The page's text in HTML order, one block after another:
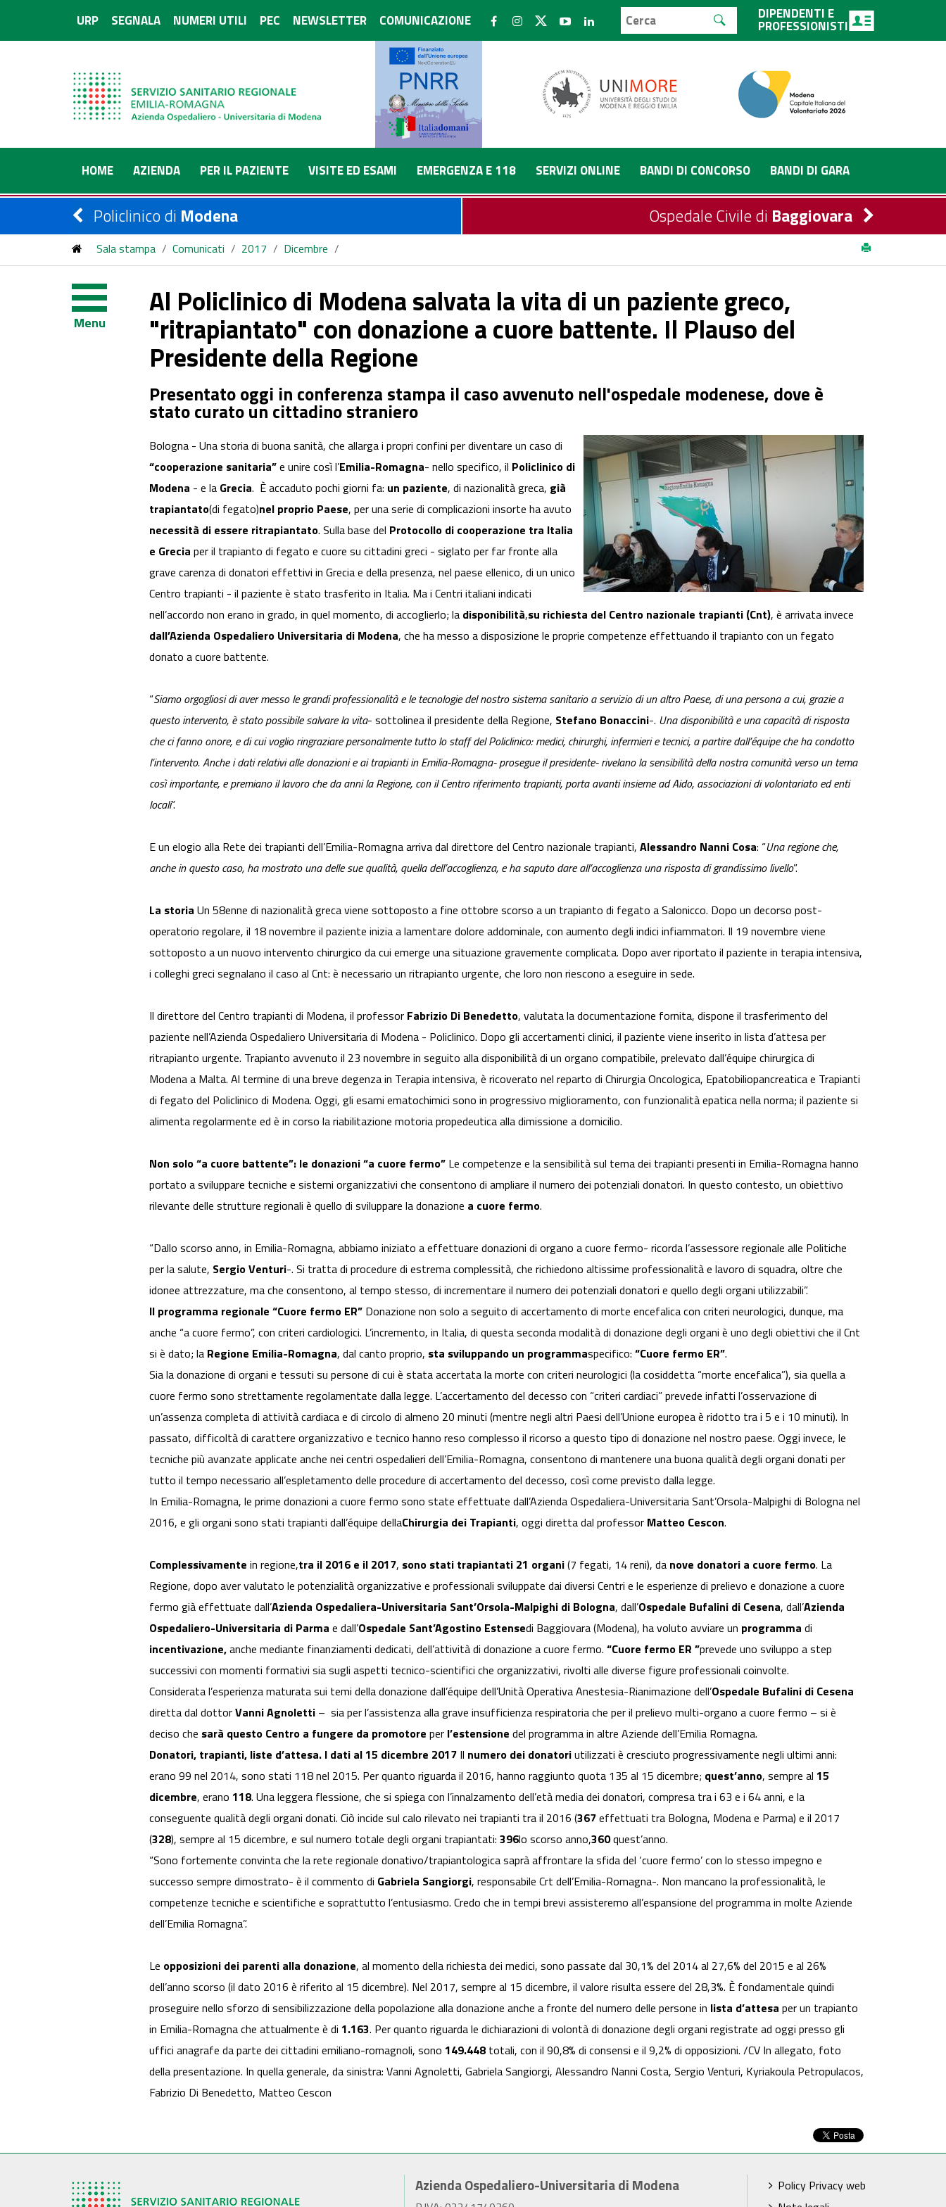
URP SEGNALA NUMERI UTILI PEC NEWSLETTER COMUNICAZIONE DIPENDENTI E
PROFESSIONISTI
HOME AZIENDA PER IL PAZIENTE VISITE ED ESAMI EMERGENZA E 118 SERVIZI ONLINE BANDI DI CONCORSO BANDI DI GARA
Policlinico di Modena Ospedale Civile di Baggiovara
Sala stampa / Comunicati / 2017 / Dicembre /
Menu
Al Policlinico di Modena salvata la vita di un paziente greco,
"ritrapiantato" con donazione a cuore battente. Il Plauso del
Presidente della Regione
Presentato oggi in conferenza stampa il caso avvenuto nell'ospedale modenese, dove è
stato curato un cittadino straniero
Bologna - Una storia di buona sanità, che allarga i propri confini per diventare un caso di
“cooperazione sanitaria”e unire così l’Emilia-Romagna- nello specifico, il Policlinico di
Modena - e la Grecia. È accaduto pochi giorni fa: un paziente, di nazionalità greca, già
trapiantato(di fegato)nel proprio Paese, per una serie di complicazioni insorte ha avuto
necessità di essere ritrapiantato. Sulla base del Protocollo di cooperazione tra Italia
e Grecia per il trapianto di fegato e cuore su cittadini greci - siglato per far fronte alla
grave carenza di donatori effettivi in Grecia e della presenza, nel paese ellenico, di un unico
Centro trapianti - il paziente è stato trasferito in Italia. Ma i Centri italiani indicati
nell’accordo non erano in grado, in quel momento, di accoglierlo; la disponibilità,su richiesta del Centro nazionale trapianti (Cnt), è arrivata invece
dall’Azienda Ospedaliero Universitaria di Modena, che ha messo a disposizione le proprie competenze effettuando il trapianto con un fegato
donato a cuore battente.
“Siamo orgogliosi di aver messo le grandi professionalità e le tecnologie del nostro sistema sanitario a servizio di un altro Paese, di una persona a cui, grazie a
questo intervento, è stato possibile salvare la vita- sottolinea il presidente della Regione, Stefano Bonaccini-. Una disponibilità e una capacità di risposta
che ci fanno onore, e di cui voglio ringraziare personalmente tutto lo staff del Policlinico: medici, chirurghi, infermieri e tecnici, a partire dall’équipe che ha condotto
l’intervento. Anche i dati relativi alle donazioni e ai trapianti in Emilia-Romagna- prosegue il presidente- rivelano la sensibilità della nostra comunità verso un tema
così importante, e premiano il lavoro che da anni la Regione, con il Centro riferimento trapianti, porta avanti insieme ad Aido, associazioni di volontariato ed enti
locali”.
E un elogio alla Rete dei trapianti dell’Emilia-Romagna arriva dal direttore del Centro nazionale trapianti, Alessandro Nanni Cosa: “Una regione che,
anche in questo caso, ha mostrato una delle sue qualità, quella dell’accoglienza, e ha saputo dare all’accoglienza una risposta di grandissimo livello”.
La storia Un 58enne di nazionalità greca viene sottoposto a fine ottobre scorso a un trapianto di fegato a Salonicco. Dopo un decorso post-
operatorio regolare, il 18 novembre il paziente inizia a lamentare dolore addominale, con aumento degli indici infiammatori. Il 19 novembre viene
sottoposto a un nuovo intervento chirurgico da cui emerge una situazione gravemente complicata. Dopo aver riportato il paziente in terapia intensiva,
i colleghi greci segnalano il caso al Cnt: è necessario un ritrapianto urgente, che loro non riescono a eseguire in sede.
Il direttore del Centro trapianti di Modena, il professor Fabrizio Di Benedetto, valutata la documentazione fornita, dispone il trasferimento del
paziente nell’Azienda Ospedaliero Universitaria di Modena - Policlinico. Dopo gli accertamenti clinici, il paziente viene inserito in lista d’attesa per
ritrapianto urgente. Trapianto avvenuto il 23 novembre in seguito alla disponibilità di un organo compatibile, prelevato dall’équipe chirurgica di
Modena a Malta. Al termine di una breve degenza in Terapia intensiva, è ricoverato nel reparto di Chirurgia Oncologica, Epatobiliopancreatica e Trapianti
di fegato del Policlinico di Modena. Oggi, gli esami ematochimici sono in progressivo miglioramento, con funzionalità epatica nella norma; il paziente si
alimenta regolarmente ed è in corso la riabilitazione motoria propedeutica alla dimissione a domicilio.
Non solo “a cuore battente”: le donazioni “a cuore fermo” Le competenze e la sensibilità sul tema dei trapianti presenti in Emilia-Romagna hanno
portato a sviluppare tecniche e sistemi organizzativi che consentono di ampliare il numero dei potenziali donatori. In questo contesto, un obiettivo
rilevante delle strutture regionali è quello di sviluppare la donazione a cuore fermo.
“Dallo scorso anno, in Emilia-Romagna, abbiamo iniziato a effettuare donazioni di organo a cuore fermo- ricorda l’assessore regionale alle Politiche
per la salute, Sergio Venturi-. Si tratta di procedure di estrema complessità, che richiedono altissime professionalità e lavoro di squadra, oltre che
idonee attrezzature, ma che consentono, al tempo stesso, di incrementare il numero dei potenziali donatori e quello degli organi utilizzabili”.
Il programma regionale “Cuore fermo ER” Donazione non solo a seguito di accertamento di morte encefalica con criteri neurologici, dunque, ma
anche “a cuore fermo”, con criteri cardiologici. L’incremento, in Italia, di questa seconda modalità di donazione degli organi è uno degli obiettivi che il Cnt
si è dato; la Regione Emilia-Romagna, dal canto proprio, sta sviluppando un programmaspecifico: “Cuore fermo ER”.
Sia la donazione di organi e tessuti su persone di cui è stata accertata la morte con criteri neurologici (la cosiddetta “morte encefalica”), sia quella a
cuore fermo sono strettamente regolamentate dalla legge. L’accertamento del decesso con “criteri cardiaci” prevede infatti l’osservazione di
un’assenza completa di attività cardiaca e di circolo di almeno 20 minuti (mentre negli altri Paesi dell’Unione europea è ridotto tra i 5 e i 10 minuti). In
passato, difficoltà di carattere organizzativo e tecnico hanno reso complesso il ricorso a questo tipo di donazione nel nostro paese. Oggi invece, le
tecniche più avanzate applicate anche nei centri ospedalieri dell’Emilia-Romagna, consentono di mantenere una buona qualità degli organi donati per
tutto il tempo necessario all’espletamento delle procedure di accertamento del decesso, così come previsto dalla legge.
In Emilia-Romagna, le prime donazioni a cuore fermo sono state effettuate dall’Azienda Ospedaliera-Universitaria Sant’Orsola-Malpighi di Bologna nel
2016, e gli organi sono stati trapianti dall’équipe dellaChirurgia dei Trapianti, oggi diretta dal professor Matteo Cescon.
Complessivamente in regione,tra il 2016 e il 2017, sono stati trapiantati 21 organi(7 fegati, 14 reni), da nove donatori a cuore fermo. La
Regione, dopo aver valutato le potenzialità organizzative e professionali sviluppate dai diversi Centri e le esperienze di prelievo e donazione a cuore
fermo già effettuate dall’Azienda Ospedaliera-Universitaria Sant’Orsola-Malpighi di Bologna, dall’Ospedale Bufalini di Cesena, dall’Azienda
Ospedaliero-Universitaria di Parma e dall’Ospedale Sant’Agostino Estensedi Baggiovara (Modena), ha voluto avviare un programma di
incentivazione,anche mediante finanziamenti dedicati, dell’attività di donazione a cuore fermo. “Cuore fermo ER ”prevede uno sviluppo a step
successivi con momenti formativi sia sugli aspetti tecnico-scientifici che organizzativi, rivolti alle diverse figure professionali coinvolte.
Considerata l’esperienza maturata sui temi della donazione dall’équipe dell’Unità Operativa Anestesia-Rianimazione dell’Ospedale Bufalini di Cesena
diretta dal dottorVanni Agnoletti – sia per l’assistenza alla grave insufficienza respiratoria che per il prelievo multi-organo a cuore fermo – si è
deciso che sarà questo Centro a fungere da promotore per l’estensione del programma in altre Aziende dell’Emilia Romagna.
Donatori, trapianti, liste d’attesa. I dati al 15 dicembre 2017 Il numero dei donatoriutilizzati è cresciuto progressivamente negli ultimi anni:
erano 99 nel 2014, sono stati 118 nel 2015. Per quanto riguarda il 2016, hanno raggiunto quota 135 al 15 dicembre; quest’anno, sempre al 15
dicembre, erano 118. Una leggera flessione, che si spiega con l’innalzamento dell’età media dei donatori, compresa tra i 63 e i 64 anni, e la
conseguente qualità degli organi donati. Ciò incide sul calo rilevato nei trapianti tra il 2016 (367effettuati tra Bologna, Modena e Parma) e il 2017
(328), sempre al 15 dicembre, e sul numero totale degli organi trapiantati: 396lo scorso anno,360quest’anno.
“Sono fortemente convinta che la rete regionale donativo/trapiantologica saprà affrontare la sfida del ‘cuore fermo’ con lo stesso impegno e
successo sempre dimostrato- è il commento di Gabriela Sangiorgi, responsabile Crt dell’Emilia-Romagna-. Non mancano la professionalità, le
competenze tecniche e scientifiche e soprattutto l’entusiasmo. Credo che in tempi brevi assisteremo all’espansione del programma in molte Aziende
dell’Emilia Romagna”.
Le opposizioni dei parenti alla donazione, al momento della richiesta dei medici, sono passate dal 30,1% del 2014 al 27,6% del 2015 e al 26%
dell’anno scorso (il dato 2016 è riferito al 15 dicembre). Nel 2017, sempre al 15 dicembre, il valore risulta essere del 28,3%. È fondamentale quindi
proseguire nello sforzo di sensibilizzazione della popolazione alla donazione anche a fronte del numero delle persone in lista d’attesa per un trapianto
in Emilia-Romagna che attualmente è di 1.163. Per quanto riguarda le dichiarazioni di volontà di donazione degli organi registrate ad oggi presso gli
uffici anagrafe da parte dei cittadini emiliano-romagnoli, sono 149.448 totali, con il 90,8% di consensi e il 9,2% di opposizioni. /CV In allegato, foto
della presentazione. In quella generale, da sinistra: Vanni Agnoletti, Gabriela Sangiorgi, Alessandro Nanni Costa, Sergio Venturi, Kyriakoula Petropulacos,
Fabrizio Di Benedetto, Matteo Cescon
Azienda Ospedaliero-Universitaria di Modena
Policy Privacy web